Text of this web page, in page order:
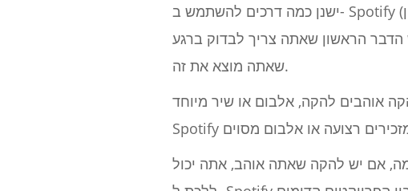
ישנן כמה דרכים להשתמש ב- Spotify (או בכל פלטפורמת סטרימינג אחרת, לצורך העניין) כדי לבחור את שם הלהקה שלך.
הראשון שאתה צריך לבדוק ברגע
שאתה מוצא את זה.
אוהבים להקה, אלבום או שיר מיוחד.
אם יש להקה שאתה אוהב, אתה יכול